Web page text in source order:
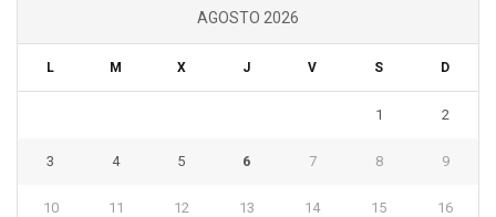
AGOSTO 2026
L M X J V S D
1 2
3 4 5 6 7 8 9
10 11 12 13 14 15 16